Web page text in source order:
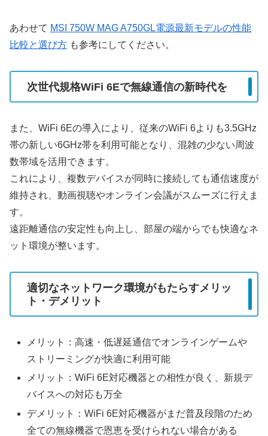
あわせて MSI 750W MAG A750GL電源最新モデルの性能
比較と選び方 も参考にしてください。
次世代規格WiFi 6Eで無線通信の新時代を
また、WiFi 6Eの導入により、従来のWiFi 6よりも3.5GHz
帯の新しい6GHz帯を利用可能となり、混雑の少ない周波
数帯域を活用できます。
これにより、複数デバイスが同時に接続しても通信速度が
維持され、動画視聴やオンライン会議がスムーズに行えま
す。
遠距離通信の安定性も向上し、部屋の端からでも快適なネ
ット環境が整います。
適切なネットワーク環境がもたらすメリッ
ト・デメリット
メリット：高速・低遅延通信でオンラインゲームや
ストリーミングが快適に利用可能
メリット：WiFi 6E対応機器との相性が良く、新規デ
バイスへの対応も万全
デメリット：WiFi 6E対応機器がまだ普及段階のため
全ての無線機器で恩恵を受けられない場合がある